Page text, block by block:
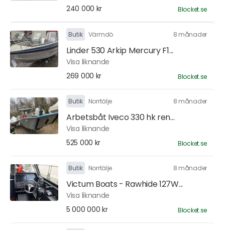
240 000 kr
Blocket.se
Butik Värmdö 8 månader
Linder 530 Arkip Mercury F1...
Visa liknande
269 000 kr
Blocket.se
Butik Norrtälje 8 månader
Arbetsbåt Iveco 330 hk ren...
Visa liknande
525 000 kr
Blocket.se
Butik Norrtälje 8 månader
Victum Boats - Rawhide 127W...
Visa liknande
5 000 000 kr
Blocket.se